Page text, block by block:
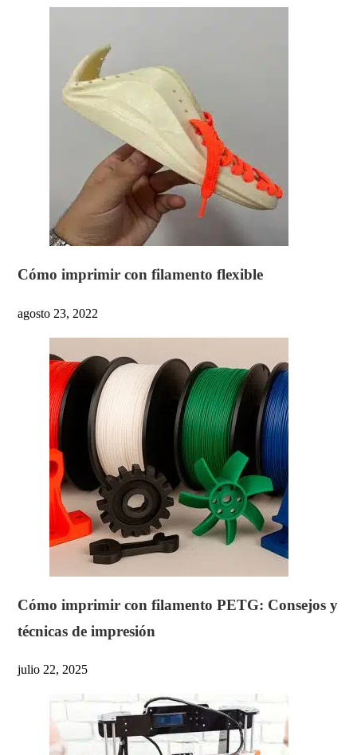
Cómo imprimir con filamento flexible
agosto 23, 2022
Cómo imprimir con filamento PETG: Consejos y
técnicas de impresión
julio 22, 2025